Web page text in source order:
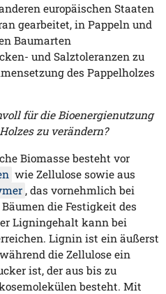
europäischen Staaten
gearbeitet, in Pappeln und
Baumarten
und Salztoleranzen zu
des Pappelholzes
für die Bioenergienutzung
zu verändern?
Biomasse besteht vor
wie Zellulose sowie aus
, das vornehmlich bei
die Festigkeit des
Ligningehalt kann bei
Lignin ist ein äußerst
die Zellulose ein
ist, der aus bis zu
besteht. Mit